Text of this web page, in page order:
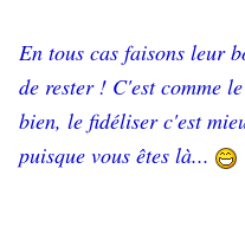
En tous cas faisons leur
de rester ! C'est comme
bien, le fidéliser c'est
puisque vous êtes là...